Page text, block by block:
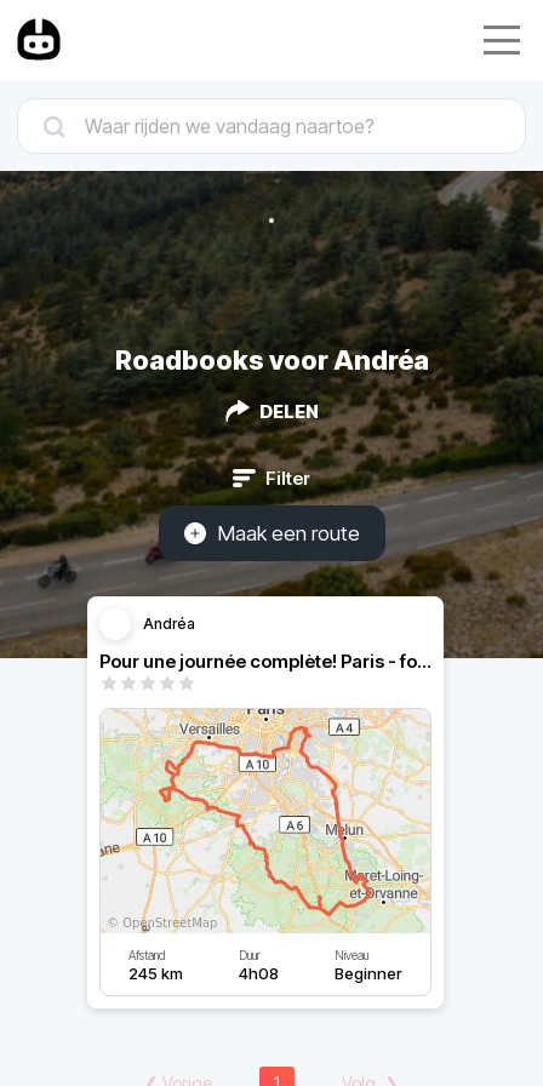
Roadbooks voor Andréa
DELEN
Filter
Maak een route
Andréa
Pour une journée complète! Paris - fontainebleau - chevreuse
Afstand
245 km
Duur
4h08
Niveau
Beginner